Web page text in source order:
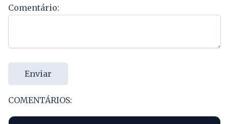
Comentário:
Enviar
COMENTÁRIOS: